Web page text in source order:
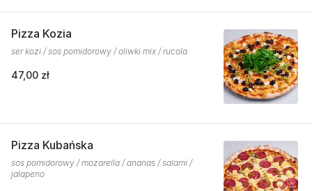
Pizza Kozia
ser kozi / sos pomidorowy / oliwki mix / rucola
47,00 zł
Pizza Kubańska
sos pomidorowy / mozarella / ananas / salami /
jalapeno